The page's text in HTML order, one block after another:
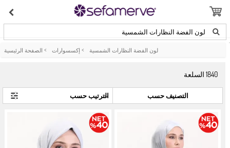
لون الفضة النظارات الشمسية
الصفحة الرئيسية > إكسسوارات > لون الفضة النظارات الشمسية
1840السلعة
التصنيف حسب